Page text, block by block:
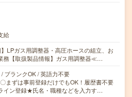
給
】LPガス用調整器・高圧ホースの組立、お
務【取扱製品情報】ガス用調整器≪…
ブランクOK / 英語力不要
まずは事前登録だけでもOK！履歴書不要
イン登録★氏名・職種などを入力す…